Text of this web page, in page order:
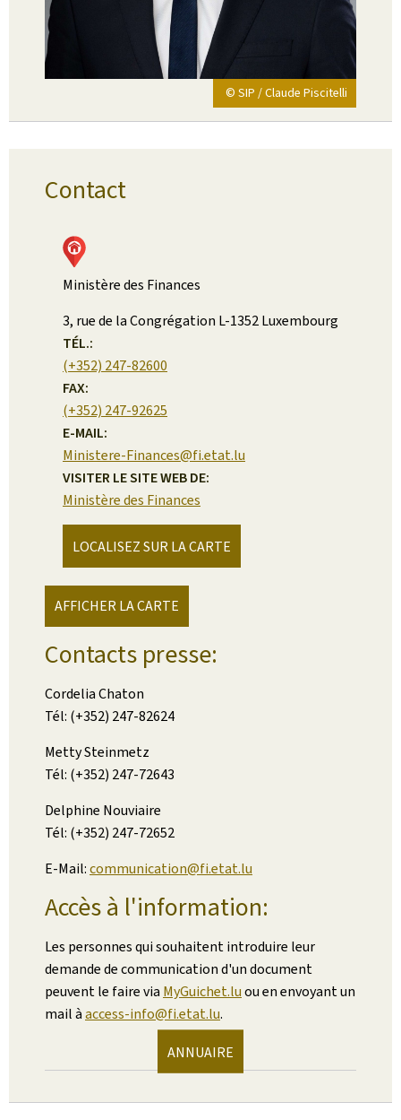
© SIP / Claude Piscitelli
Contact
Ministère des Finances
ADRESSE
:
3, rue de la Congrégation L-1352Luxembourg
TÉL.:
(+352) 247-82600
FAX:
(+352) 247-92625
E-MAIL:
Ministere-Finances@fi.etat.lu
VISITER LE SITE WEB DE:
Ministère des Finances
LOCALISEZ SUR LA CARTE
AFFICHER LA CARTE
Contacts presse:
Cordelia Chaton
Tél: (+352) 247-82624
Metty Steinmetz
Tél: (+352) 247-72643
Delphine Nouviaire
Tél: (+352) 247-72652
E-Mail:communication@fi.etat.lu
Accès à l'information:
Les personnes qui souhaitent introduire leur
demande de communication d'un document
peuvent le faire via MyGuichet.luou en envoyant un
mail àaccess-info@fi.etat.lu.
ANNUAIRE